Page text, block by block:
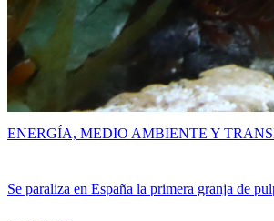
Se paraliza en España la primera granja de
ENERGÍA, MEDIO AMBIENTE Y